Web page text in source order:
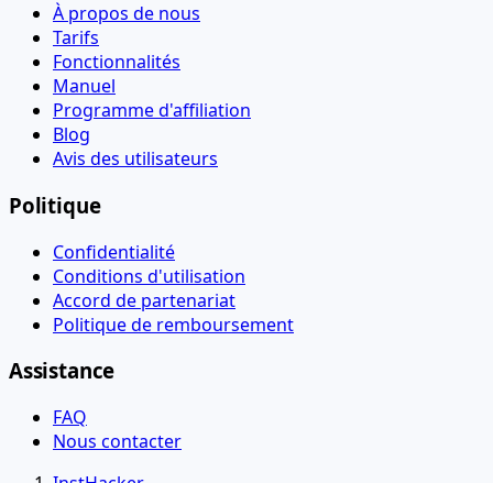
À propos de nous
Tarifs
Fonctionnalités
Manuel
Programme d'affiliation
Blog
Avis des utilisateurs
Politique
Confidentialité
Conditions d'utilisation
Accord de partenariat
Politique de remboursement
Assistance
FAQ
Nous contacter